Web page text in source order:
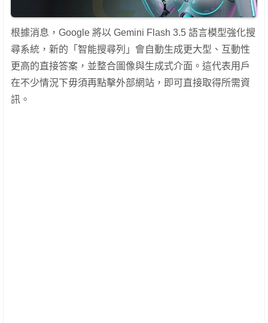
根據消息，Google 將以 Gemini Flash 3.5 語言模型強化搜
尋系統，新的「智能搜尋列」會自動生成更大型、互動性
更高的直接答案，並整合圖像與生成式介面。這代表用戶
在不少情況下毋須再點擊外部網站，即可直接取得所需資
訊。